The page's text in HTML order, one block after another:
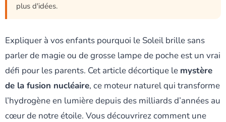
plus d'idées.
Expliquer à vos enfants pourquoi le Soleil brille sans
parler de magie ou de grosse lampe de poche est un vrai
défi pour les parents. Cet article décortique le mystère
de la fusion nucléaire, ce moteur naturel qui transforme
l’hydrogène en lumière depuis des milliards d’années au
cœur de notre étoile. Vous découvrirez comment une